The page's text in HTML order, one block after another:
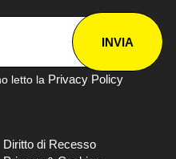
INVIA
letto la Privacy Policy
Diritto di Recesso